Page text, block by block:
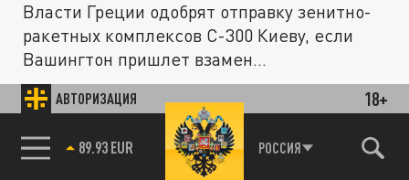
АВТОРИЗАЦИЯ 18+
85.64 BRENT РОССИЯ
Власти Греции одобрят отправку зенитно-
ракетных комплексов С-300 Киеву, если
Вашингтон пришлет взамен...